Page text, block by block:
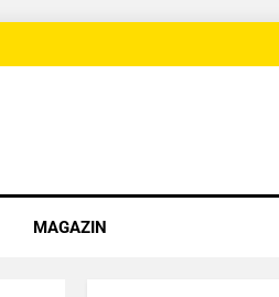
MAGAZIN